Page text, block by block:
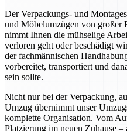
Der Verpackungs- und
und Möbelumzügen von großer
nimmt Ihnen die mühselige
verloren geht oder beschädigt
der fachmännischen
vorbereitet, transportiert und
sein sollte.
Nicht nur bei der Verpackung,
Umzug übernimmt unser
komplette Organisation. Vom
Platzierung im neuen Zuhause